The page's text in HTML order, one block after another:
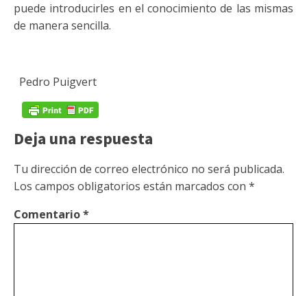
puede introducirles en el conocimiento de las mismas
de manera sencilla.
Pedro Puigvert
Deja una respuesta
Tu dirección de correo electrónico no será publicada.
Los campos obligatorios están marcados con *
Comentario*